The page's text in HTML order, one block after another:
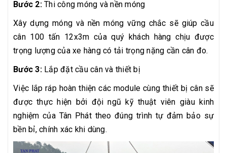
Bước 2:Thi công móng và nền móng
Xây dựng móng và nền móng vững chắc sẽ giúp cầu
cân 100 tấn 12x3m của quý khách hàng chịu được
trọng lượng của xe hàng có tải trọng nặng cần cân đo.
Bước 3:Lắp đặt cầu cân và thiết bị
Việc lắp ráp hoàn thiện các module cùng thiết bị cân sẽ
được thực hiện bởi đội ngũ kỹ thuật viên giàu kinh
nghiệm của Tân Phát theo đúng trình tự đảm bảo sự
bền bỉ, chính xác khi dùng.